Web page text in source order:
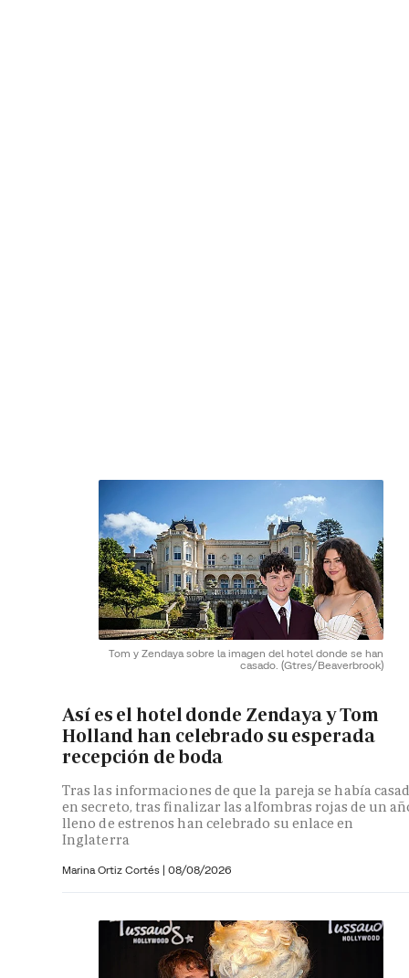
Tom y Zendaya sobre la imagen del hotel donde se han
casado. (Gtres/Beaverbrook)
Así es el hotel donde Zendaya y Tom
Holland han celebrado su esperada
recepción de boda
Tras las informaciones de que la pareja se había
en secreto, tras finalizar las alfombras rojas de un
lleno de estrenos han celebrado su enlace en
Inglaterra
Marina Ortiz Cortés | 08/08/2026